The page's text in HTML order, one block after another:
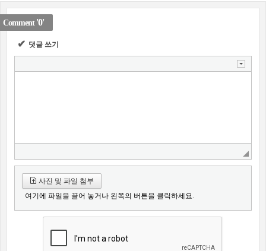
Comment '0'
✔ 댓글 쓰기
사진 및 파일 첨부
여기에 파일을 끌어 놓거나 왼쪽의 버튼을 클릭하세요.